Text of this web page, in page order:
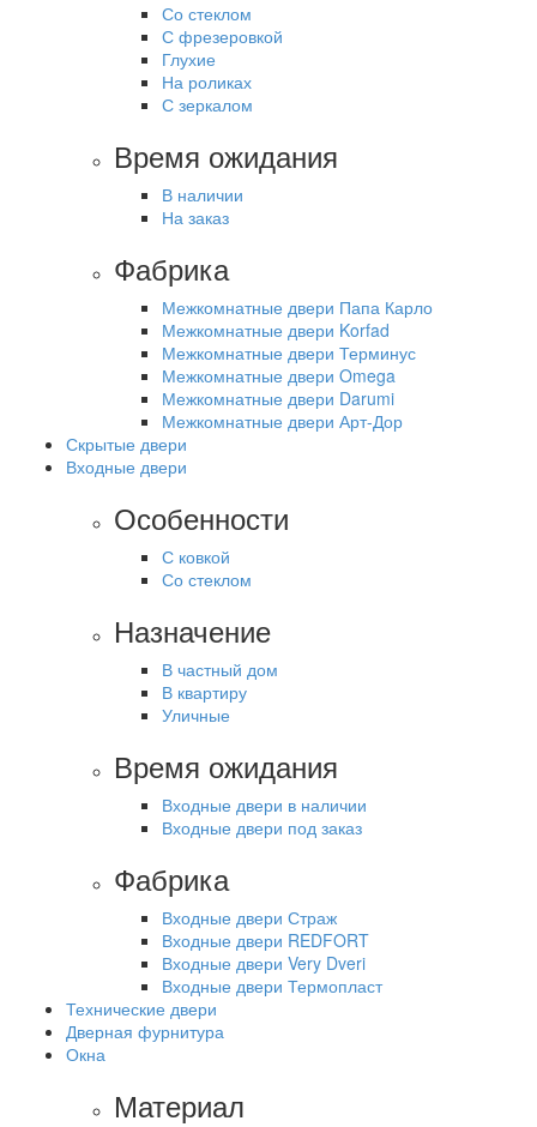
Со стеклом
С фрезеровкой
Глухие
На роликах
С зеркалом
Время ожидания
В наличии
На заказ
Фабрика
Межкомнатные двери Папа Карло
Межкомнатные двери Korfad
Межкомнатные двери Терминус
Межкомнатные двери Omega
Межкомнатные двери Darumi
Межкомнатные двери Арт-Дор
Скрытые двери
Входные двери
Особенности
С ковкой
Со стеклом
Назначение
В частный дом
В квартиру
Уличные
Время ожидания
Входные двери в наличии
Входные двери под заказ
Фабрика
Входные двери Страж
Входные двери REDFORT
Входные двери Very Dveri
Входные двери Термопласт
Технические двери
Дверная фурнитура
Окна
Материал